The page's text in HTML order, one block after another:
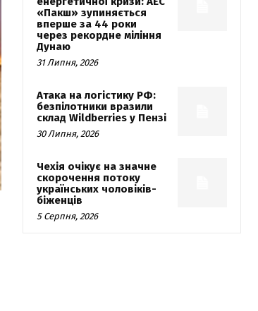
«Пакш» зупиняється
вперше за 44 роки
через рекордне міління
Дунаю
31 Липня, 2026
Атака на логістику РФ:
безпілотники вразили
склад Wildberries у Пензі
30 Липня, 2026
Чехія очікує на значне
скорочення потоку
українських чоловіків-
біженців
5 Серпня, 2026